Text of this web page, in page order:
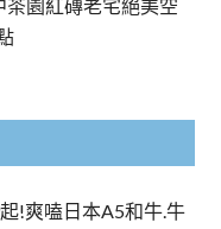
茶園紅磚老宅絕美空
!爽嗑日本A5和牛.牛